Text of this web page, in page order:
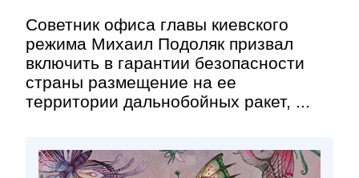
Советник офиса главы киевского
режима Михаил Подоляк призвал
включить в гарантии безопасности
страны размещение на ее
территории дальнобойных ракет, ...